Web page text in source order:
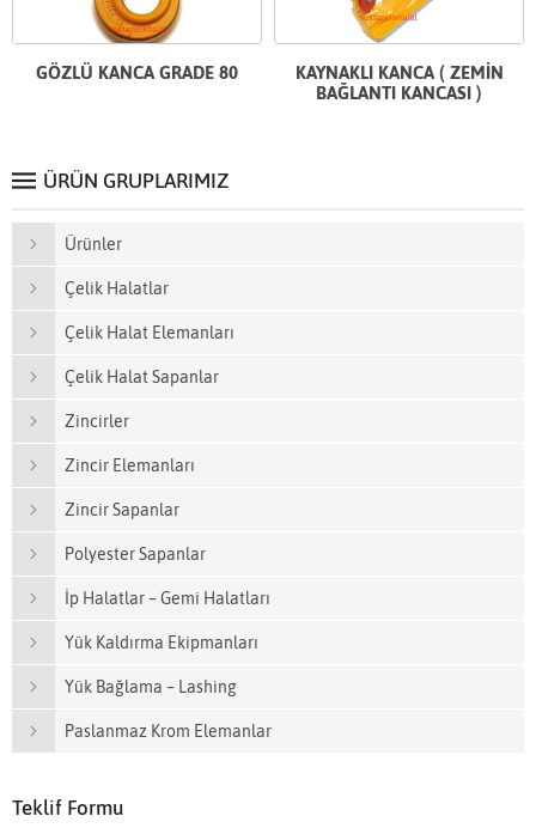
GÖZLÜ KANCA GRADE 80
KAYNAKLI KANCA ( ZEMİN
BAĞLANTI KANCASI )
ÜRÜN GRUPLARIMIZ
Ürünler
Çelik Halatlar
Çelik Halat Elemanları
Çelik Halat Sapanlar
Zincirler
Zincir Elemanları
Zincir Sapanlar
Polyester Sapanlar
İp Halatlar – Gemi Halatları
Yük Kaldırma Ekipmanları
Yük Bağlama – Lashing
Paslanmaz Krom Elemanlar
Teklif Formu